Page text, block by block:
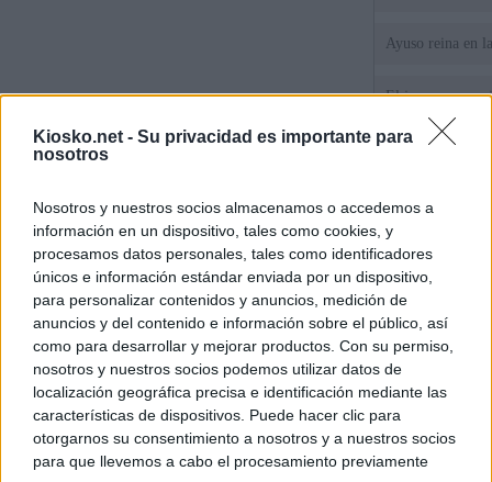
Kiosko.net - Su privacidad es importante para
nosotros
Nosotros y nuestros socios almacenamos o accedemos a
información en un dispositivo, tales como cookies, y
procesamos datos personales, tales como identificadores
únicos e información estándar enviada por un dispositivo,
para personalizar contenidos y anuncios, medición de
anuncios y del contenido e información sobre el público, así
como para desarrollar y mejorar productos. Con su permiso,
nosotros y nuestros socios podemos utilizar datos de
localización geográfica precisa e identificación mediante las
características de dispositivos. Puede hacer clic para
otorgarnos su consentimiento a nosotros y a nuestros socios
para que llevemos a cabo el procesamiento previamente
Ayuso reina en
El juez propone
la filtración de
jefa" Ayuso
WhatsApp,
un nuevo cruce
15 de agosto
© Kiosko.net Aviso Legal Privacidad y Cookies